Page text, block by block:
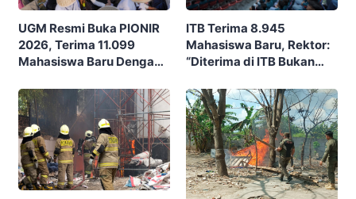
UGM Resmi Buka PIONIR
2026, Terima 11.099
Mahasiswa Baru Dengan
Membangun Bangsa”
ITB Terima 8.945
Mahasiswa Baru, Rektor:
“Diterima di ITB Bukan